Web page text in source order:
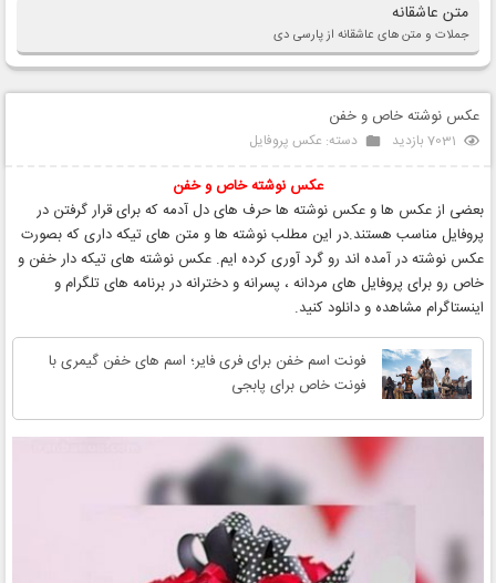
متن عاشقانه
جملات و متن های عاشقانه از پارسی دی
عکس نوشته خاص و خفن
7031 بازدید دسته: عکس پروفایل
عکس نوشتهخاص و خفن
بعضی از عکس ها و عکس نوشته ها حرف های دل آدمه که برای قرار گرفتن در
پروفایل مناسب هستند.در این مطلب نوشته ها و متن های تیکه داری که بصورت
عکس نوشته در آمده اند رو گرد آوری کرده ایم. عکس نوشته های تیکه دار خفن و
خاص رو برای پروفایل های مردانه ، پسرانه و دخترانه در برنامه های تلگرام و
اینستاگرام مشاهده و دانلود کنید.
فونت اسم خفن برای فری فایر؛ اسم های خفن گیمری با
فونت خاص برای پابجی